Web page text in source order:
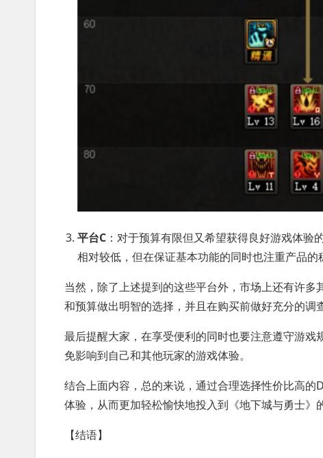
平台C ：对于预算有限但又希望获得良好游戏体
相对较低，但在保证基本功能的同时也注重产品的
当然，除了上述提到的这些平台外，市场上还有许
和预算做出明智的选择，并且在购买前做好充分的调
最后提醒大家，在享受便利的同时也要注意遵守游
免影响到自己和其他玩家的游戏体验。
结合上面内容，总的来说，通过合理选择性价比高
体验，从而更加轻松愉快地投入到《地下城与勇士》
【结语】